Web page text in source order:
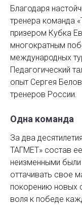
Благодаря
тренера команда
призером Кубка
многократным
международных
Педагогический
опыт Сергея
тренеров России.
Одна команда
За два
ТАГМЕТ» состав
неизменными
оттачивать свое
покорению новых
воля к победе